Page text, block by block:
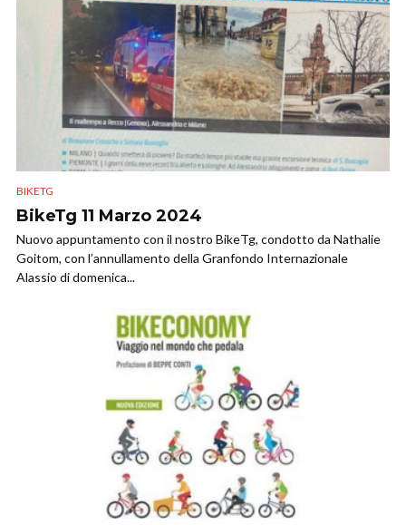
BIKETG
BikeTg 11 Marzo 2024
Nuovo appuntamento con il nostro BikeTg, condotto da Nathalie
Goitom, con l’annullamento della Granfondo Internazionale
Alassio di domenica...